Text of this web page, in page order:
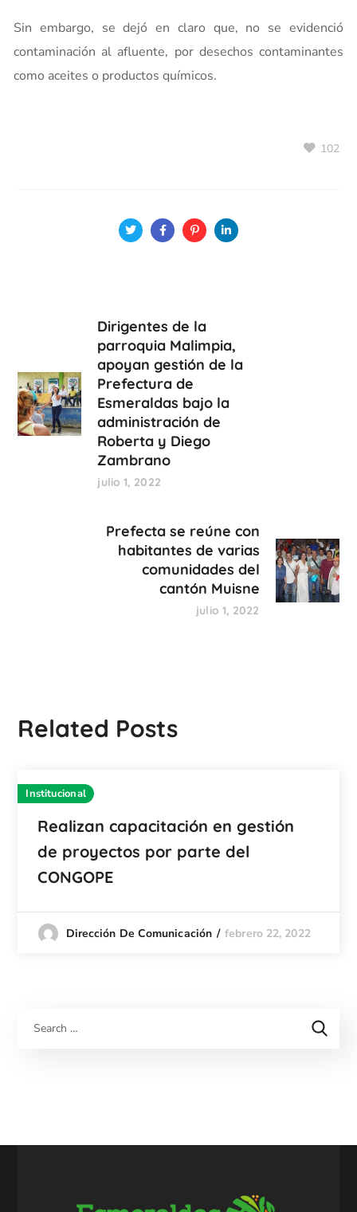
Sin embargo, se dejó en claro que, no se evidenció
contaminación al afluente, por desechos contaminantes
como aceites o productos químicos.
102
Dirigentes de la
parroquia Malimpia,
apoyan gestión de la
Prefectura de
Esmeraldas bajo la
administración de
Roberta y Diego
Zambrano
julio 1, 2022
Prefecta se reúne con
habitantes de varias
comunidades del
cantón Muisne
julio 1, 2022
Related Posts
Institucional
Realizan capacitación en gestión
de proyectos por parte del
CONGOPE
Dirección De Comunicación febrero 22, 2022